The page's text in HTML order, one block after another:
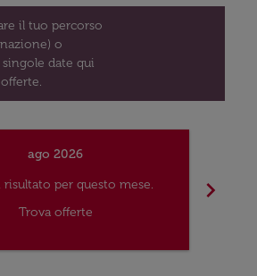
il tuo percorso
o
date qui
ago 2026
risultato per questo mese.
Trova offerte
chevron_right